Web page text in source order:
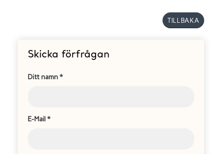
TILLBAKA
Skicka förfrågan
Ditt namn*
E-Mail*